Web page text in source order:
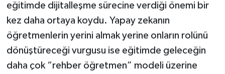
eğitimde dijitalleşme sürecine verdiği önemi bir
kez daha ortaya koydu. Yapay zekanın
öğretmenlerin yerini almak yerine onların rolünü
dönüştüreceği vurgusu ise eğitimde geleceğin
daha çok “rehber öğretmen” modeli üzerine